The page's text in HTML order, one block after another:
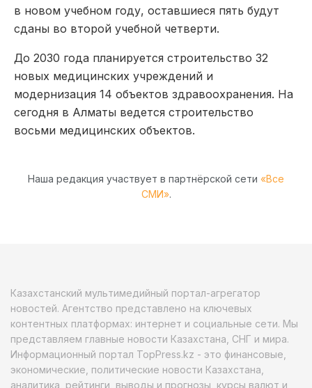
в новом учебном году, оставшиеся пять будут
сданы во второй учебной четверти.
До 2030 года планируется строительство 32
новых медицинских учреждений и
модернизация 14 объектов здравоохранения. На
сегодня в Алматы ведется строительство
восьми медицинских объектов.
Наша редакция участвует в партнёрской сети «Все
СМИ».
Казахстанский мультимедийный портал-агрегатор
новостей. Агентство представлено на ключевых
контентных платформах: интернет и социальные сети. Мы
представляем главные новости Казахстана, СНГ и мира.
Информационный портал TopPress.kz - это финансовые,
экономические, политические новости Казахстана,
аналитика, рейтинги, выводы и прогнозы, курсы валют и